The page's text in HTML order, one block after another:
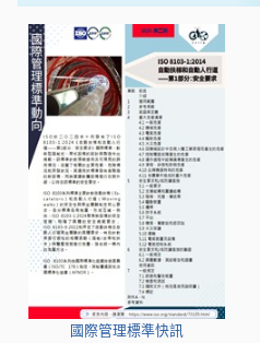
國際管理標準快訊